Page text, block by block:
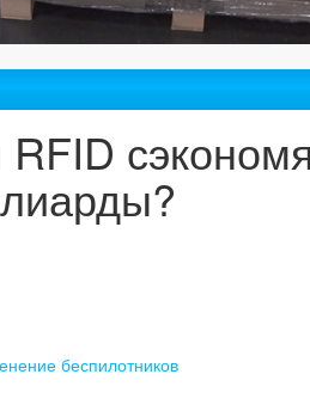
беспилотников